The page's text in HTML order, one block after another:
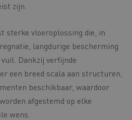
zijn.
sterke vloeroplossing die, in
langdurige bescherming
Dankzij verfijnde
een breed scala aan structuren,
beschikbaar, waardoor
afgestemd op elke
wens.